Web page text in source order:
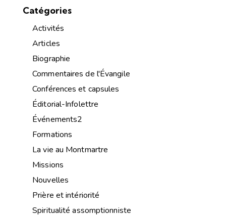
Catégories
Activités
Articles
Biographie
Commentaires de l'Évangile
Conférences et capsules
Éditorial-Infolettre
Événements2
Formations
La vie au Montmartre
Missions
Nouvelles
Prière et intériorité
Spiritualité assomptionniste